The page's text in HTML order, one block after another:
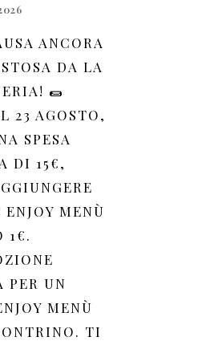
ANCORA
DA LA
🌯
23 AGOSTO,
SPESA
DI 15€,
MENÙ
1€.
PER UN
MENÙ
TI